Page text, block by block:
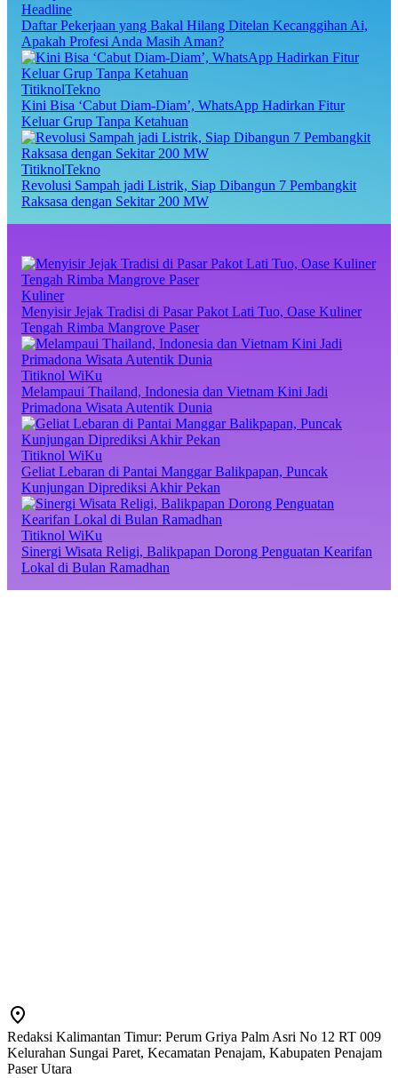
Headline
Daftar Pekerjaan yang Bakal Hilang Ditelan Kecanggihan Ai,
Apakah Profesi Anda Masih Aman?
TitiknolTekno
Kini Bisa ‘Cabut Diam-Diam’, WhatsApp Hadirkan Fitur
Keluar Grup Tanpa Ketahuan
TitiknolTekno
Revolusi Sampah jadi Listrik, Siap Dibangun 7 Pembangkit
Raksasa dengan Sekitar 200 MW
Kuliner
Menyisir Jejak Tradisi di Pasar Pakot Lati Tuo, Oase Kuliner
Tengah Rimba Mangrove Paser
Titiknol WiKu
Melampaui Thailand, Indonesia dan Vietnam Kini Jadi
Primadona Wisata Autentik Dunia
Titiknol WiKu
Geliat Lebaran di Pantai Manggar Balikpapan, Puncak
Kunjungan Diprediksi Akhir Pekan
Titiknol WiKu
Sinergi Wisata Religi, Balikpapan Dorong Penguatan Kearifan
Lokal di Bulan Ramadhan
Redaksi Kalimantan Timur: Perum Griya Palm Asri No 12 RT 009
Kelurahan Sungai Paret, Kecamatan Penajam, Kabupaten Penajam
Paser Utara